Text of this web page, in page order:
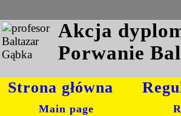
Akcja
Porwanie
Strona główna
Main page